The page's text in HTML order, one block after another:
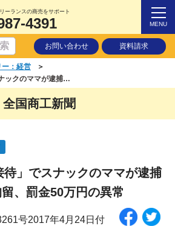
ーランスの商売をサポート
4391 MENU
お問い合わせ 資料請求
ー：経営
＞
風営法問題 「接待」でスナックのママが逮捕され、21日間拘留、罰金50万円の異常
全国商工新聞
待」でスナックのママが逮捕
、罰金50万円の異常
号2017年4月24日付